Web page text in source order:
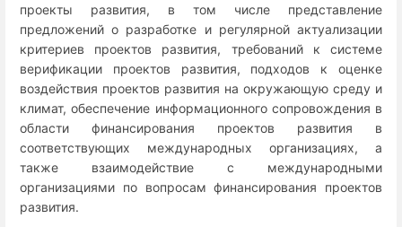
проекты развития, в том числе представление
предложений о разработке и регулярной актуализации
критериев проектов развития, требований к системе
верификации проектов развития, подходов к оценке
воздействия проектов развития на окружающую среду и
климат, обеспечение информационного сопровождения в
области финансирования проектов развития в
соответствующих международных организациях, а
также взаимодействие с международными
организациями по вопросам финансирования проектов
развития.